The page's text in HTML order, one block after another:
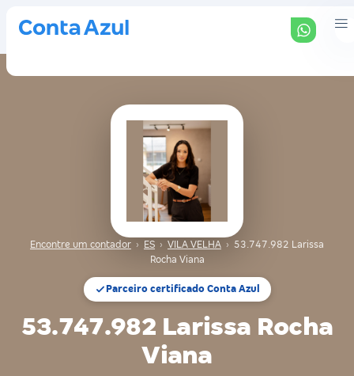
Encontre um contador › ES › VILA VELHA › 53.747.982 Larissa
Rocha Viana
Parceiro certificado Conta Azul
53.747.982 Larissa Rocha
Viana